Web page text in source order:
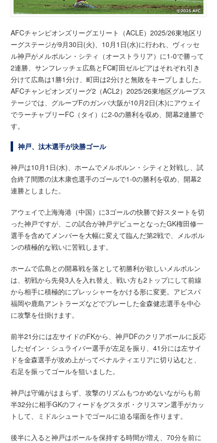
AFCチャンピオンズリーグエリート（ACLE）2025/26東地区リ
ーグステージが9月30日(火)、10月1日(水)に行われ、ヴィッセ
ル神戸がメルボルン・シティ（オーストラリア）に1-0で勝って
2連勝、サンフレッチェ広島とFC町田ゼルビアはそれぞれ引き
分けて広島は1勝1分け、町田は2分けと無敗をキープしました。
AFCチャンピオンズリーグ2（ACL2）2025/26東地区グループス
テージでは、グループFのガンバ大阪が10月2日(木)にアウェイ
でラーチャブリーFC（タイ）に2-0の勝利を収め、開幕2連勝で
す。
神戸、汰木選手が決勝ゴール
神戸は10月1日(水)、ホームでメルボルン・シティと対戦し、試
合終了間際の汰木康也選手のゴールで1-0の勝利を収め、開幕2
連勝としました。
アウェイで上海海港（中国）に3ゴールの快勝で好スタートを切
った神戸ですが、この試合が神戸デビューとなったGK権田修一
選手を含めてメンバーを大幅に変えて臨んだ第2戦で、メルボル
ンの積極的な戦いに苦戦します。
ホームで広島との開幕戦を落として初勝利が欲しいメルボルン
は、初戦から先発3人を入れ替え、戦い方も2トップにして前線
から相手に積極的にプレッシャーをかける形に変更。アビスパ
福岡や鹿島アントラーズなどでプレーした金森健志選手を中心
に攻撃を仕掛けます。
前半21分には左サイドのFKから、神戸DFのクリアボールに反応
したゼイン・シュライバー選手が左足を振り、41分には左サイ
ドを金森選手が攻め上がってペナルティエリアに切り込むと、
右足を振ってゴールを狙いました。
神戸は守備がはまらず、攻撃のリズムもつかめないながらも前
半32分に相手GKのフィードをグスタボ・クリスマン選手がカッ
トして、ミドルシュートでゴールに迫る場面を作ります。
後半に入ると神戸はボールを保持する時間が増え、70分を前に